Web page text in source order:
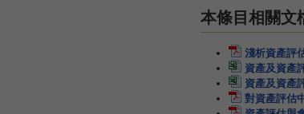
本條目相關文
淺析資產評
資產及資產
資產及資產
對資產評估